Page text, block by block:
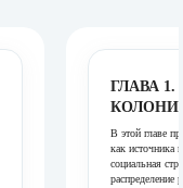
ГЛАВА
В этой главе
как источника
социальная
распределение